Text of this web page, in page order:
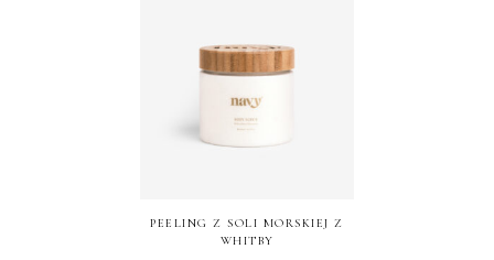
PEELING Z SOLI MORSKIEJ Z
WHITBY